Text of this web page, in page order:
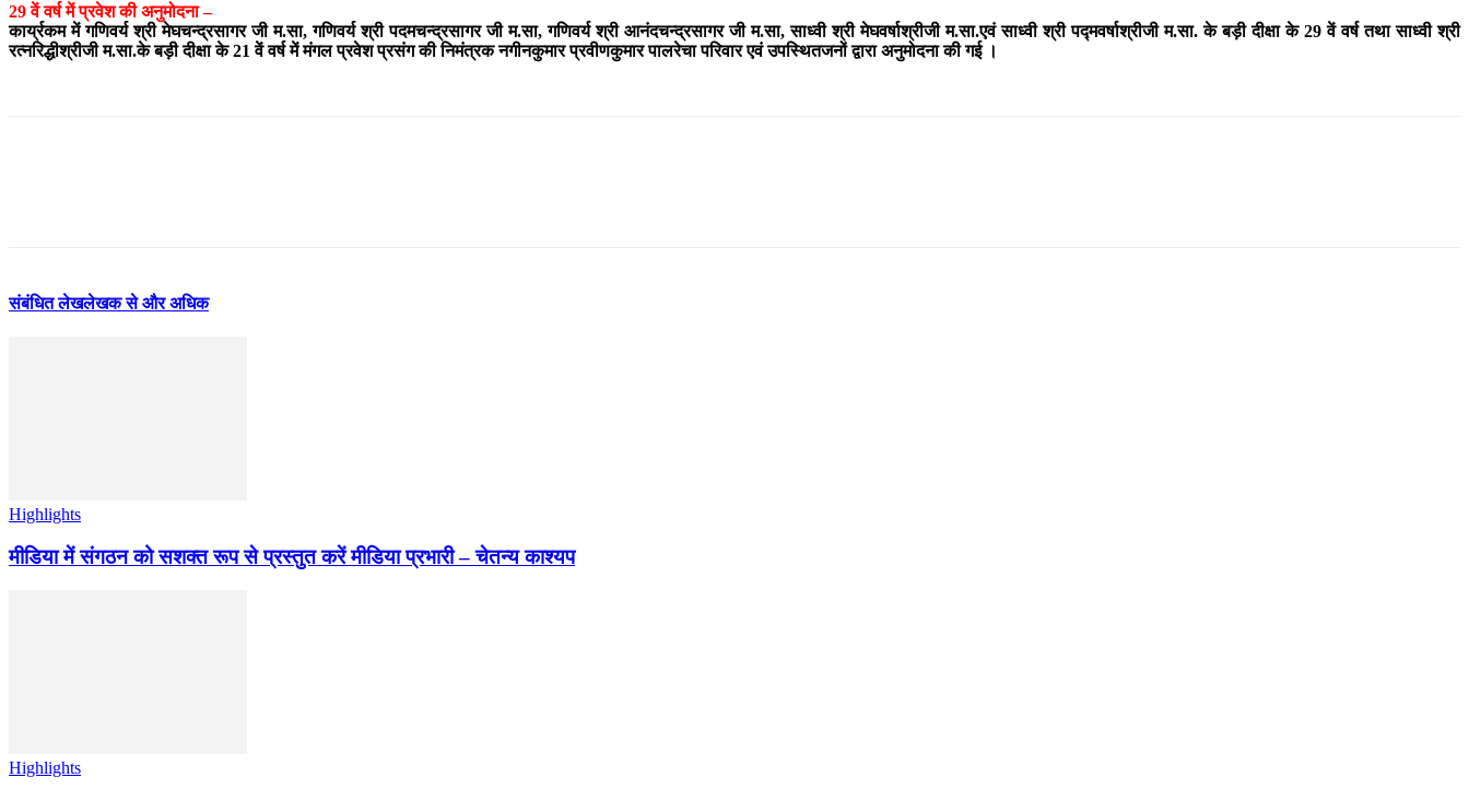
29 वें वर्ष में प्रवेश की अनुमोदना –
कार्य्रकम में गणिवर्य श्री मेघचन्द्रसागर जी म.सा, गणिवर्य श्री पदमचन्द्रसागर जी म.सा, गणिवर्य श्री आनंदचन्द्रसागर जी म.सा, साध्वी श्री मेघवर्षाश्रीजी म.सा.एवं साध्वी श्री पद्मवर्षाश्रीजी म.सा. के बड़ी दीक्षा के 29 वें वर्ष तथा साध्वी श्री
रत्नरिद्धीश्रीजी म.सा.के बड़ी दीक्षा के 21 वें वर्ष में मंगल प्रवेश प्रसंग की निमंत्रक नगीनकुमार प्रवीणकुमार पालरेचा परिवार एवं उपस्थितजनों द्वारा अनुमोदना की गई ।
संबंधित लेखलेखक से और अधिक
Highlights
मीडिया में संगठन को सशक्त रूप से प्रस्तुत करें मीडिया प्रभारी – चेतन्य काश्यप
Highlights